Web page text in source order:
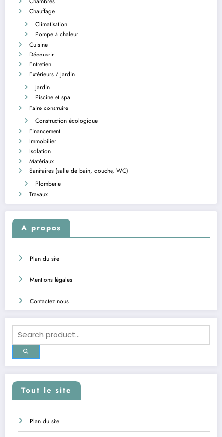
Chauffage
Climatisation
Pompe à chaleur
Cuisine
Découvrir
Entretien
Extérieurs / Jardin
Jardin
Piscine et spa
Faire construire
Construction écologique
Financement
Immobilier
Isolation
Matériaux
Sanitaires (salle de bain, douche, WC)
Plomberie
Travaux
A propos
Plan du site
Mentions légales
Contactez nous
Tout le site
Plan du site